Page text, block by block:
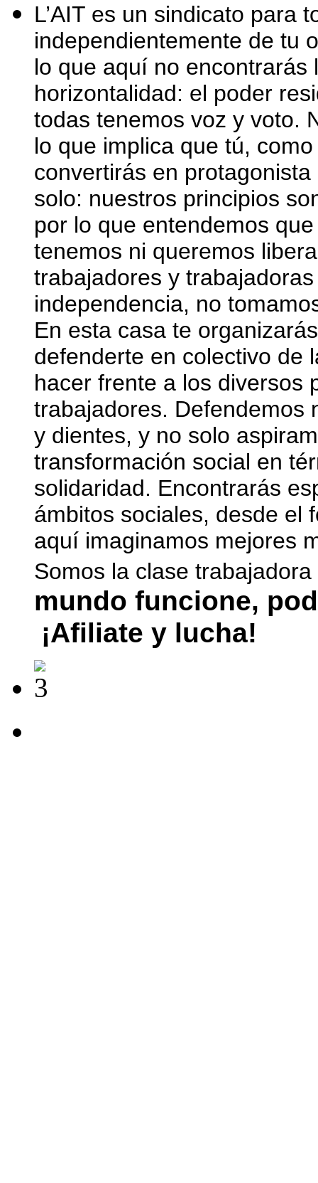
L’AIT es un sindicato para
independientemente de tu
lo que aquí no
horizontalidad: el poder
todas tenemos voz y voto.
lo que implica que tú,
convertirás en
solo: nuestros principios
por lo que entendemos
tenemos ni queremos
trabajadores y
independencia, no
En esta casa te
defenderte en colectivo de
hacer frente a los diversos
trabajadores. Defendemos
y dientes, y no solo
transformación social en
solidaridad. Encontrarás
ámbitos sociales, desde el
aquí imaginamos mejores
Somos la clase
mundo funcione,
¡Afiliate y lucha!